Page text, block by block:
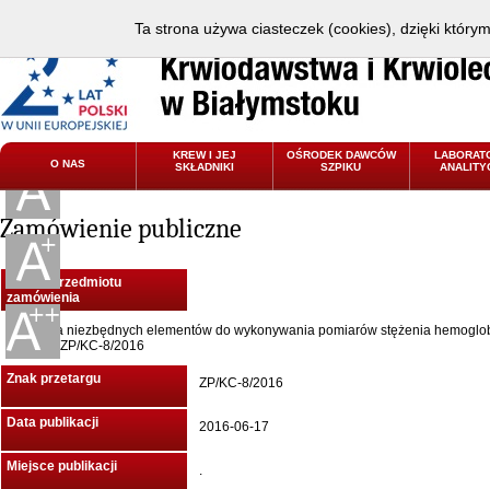
O NAS
KREW I JEJ
SKŁADNIKI
OŚRODEK DAWCÓW
SZPIKU
Zamówienie publiczne
Nazwa przedmiotu
zamówienia
Dostawa niezbędnych elementów do wykonywania pomiarów stężenia
ludzkiej ZP/KC-8/2016
Znak przetargu ZP/KC-8/2016
Data publikacji 2016-06-17
Miejsce publikacji .
Ta strona używa ciasteczek (cookies), dzięki